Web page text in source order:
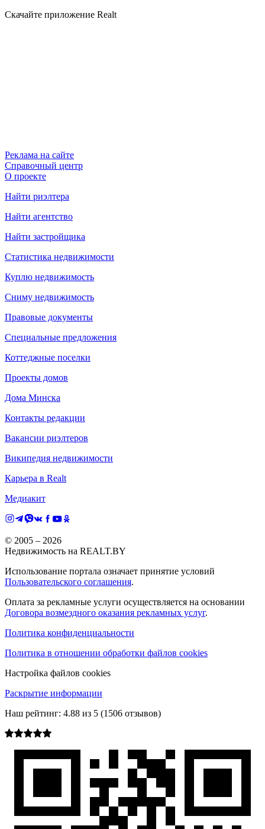
Скачайте приложение Realt
Реклама на сайте
Справочный центр
О проекте
Найти риэлтера
Найти агентство
Найти застройщика
Статистика недвижимости
Куплю недвижимость
Сниму недвижимость
Правовые документы
Специальные предложения
Коттеджные поселки
Проекты домов
Дома Минска
Контакты редакции
Вакансии риэлтеров
Википедия недвижимости
Карьера в Realt
Медиакит
© 2005 – 2026
Недвижимость на REALT.BY
Использование портала означает принятие условий
Пользовательского соглашения.
Оплата за рекламные услуги осуществляется на основании
Договора возмездного оказания рекламных услуг.
Политика конфиденциальности
Политика в отношении обработки файлов cookies
Настройка файлов cookies
Раскрытие информации
Наш рейтинг: 4.88 из 5 (1506 отзывов)